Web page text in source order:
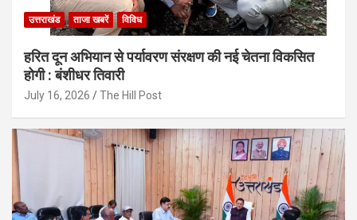
उत्तराखंड ताजा खबरें विविध
हरित दून अभियान से पर्यावरण संरक्षण की नई चेतना विकसित
होगी : बंशीधर तिवारी
July 16, 2026 The Hill Post